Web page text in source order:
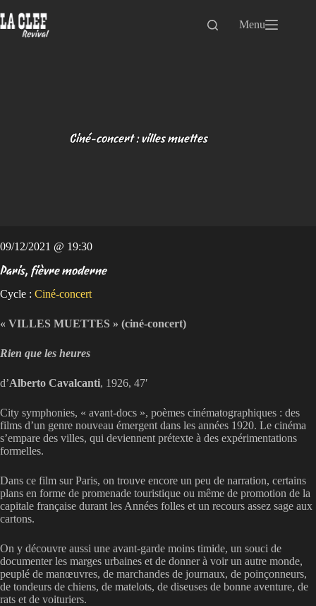
au
contenu
Menu
Ciné-concert : villes muettes
09/12/2021 @ 19:30
Paris, fièvre moderne
Cycle : Ciné-concert
« VILLES MUETTES » (ciné-concert)
Rien que les heures
d’Alberto Cavalcanti, 1926, 47′
City symphonies, « avant-docs », poèmes cinématographiques : des
films d’un genre nouveau émergent dans les années 1920. Le cinéma
s’empare des villes, qui deviennent prétexte à des expérimentations
formelles.
Dans ce film sur Paris, on trouve encore un peu de narration, certains
plans en forme de promenade touristique ou même de promotion de la
capitale française durant les Années folles et un recours assez sage aux
cartons.
On y découvre aussi une avant-garde moins timide, un souci de
documenter les marges urbaines et de donner à voir un autre monde,
peuplé de manœuvres, de marchandes de journaux, de poinçonneurs,
de tondeurs de chiens, de matelots, de diseuses de bonne aventure, de
rats et de voituriers.